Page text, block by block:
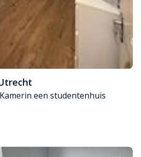
Kamerin een studentenhuis